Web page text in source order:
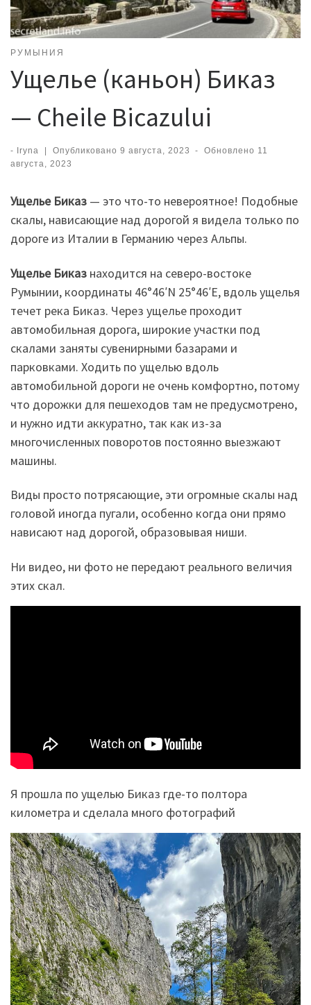
РУМЫНИЯ
Ущелье (каньон) Биказ
— Cheile Bicazului
- Iryna Опубликовано 9 августа, 2023 - Обновлено 11
августа, 2023
Ущелье Биказ — это что-то невероятное! Подобные
скалы, нависающие над дорогой я видела только по
дороге из Италии в Германию через Альпы.
Ущелье Биказ находится на северо-востоке
Румынии, координаты 46°46′N 25°46′E, вдоль ущелья
течет река Биказ. Через ущелье проходит
автомобильная дорога, широкие участки под
скалами заняты сувенирными базарами и
парковками. Ходить по ущелью вдоль
автомобильной дороги не очень комфортно, потому
что дорожки для пешеходов там не предусмотрено,
и нужно идти аккуратно, так как из-за
многочисленных поворотов постоянно выезжают
машины.
Виды просто потрясающие, эти огромные скалы над
головой иногда пугали, особенно когда они прямо
нависают над дорогой, образовывая ниши.
Ни видео, ни фото не передают реального величия
этих скал.
Я прошла по ущелью Биказ где-то полтора
километра и сделала много фотографий